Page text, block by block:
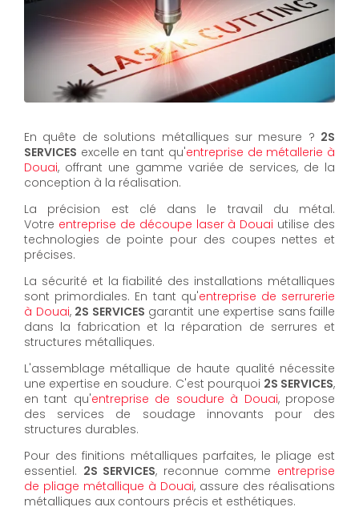
En quête de solutions métalliques sur mesure ? 2S
SERVICES excelle en tant qu'entreprise de métallerie à
Douai, offrant une gamme variée de services, de la
conception à la réalisation.
La précision est clé dans le travail du métal.
Votre entreprise de découpe laser à Douai utilise des
technologies de pointe pour des coupes nettes et
précises.
La sécurité et la fiabilité des installations métalliques
sont primordiales. En tant qu'entreprise de serrurerie
à Douai, 2S SERVICES garantit une expertise sans faille
dans la fabrication et la réparation de serrures et
structures métalliques.
L'assemblage métallique de haute qualité nécessite
une expertise en soudure. C'est pourquoi 2S SERVICES,
en tant qu'entreprise de soudure à Douai, propose
des services de soudage innovants pour des
structures durables.
Pour des finitions métalliques parfaites, le pliage est
essentiel. 2S SERVICES, reconnue comme entreprise
de pliage métallique à Douai, assure des réalisations
métalliques aux contours précis et esthétiques.